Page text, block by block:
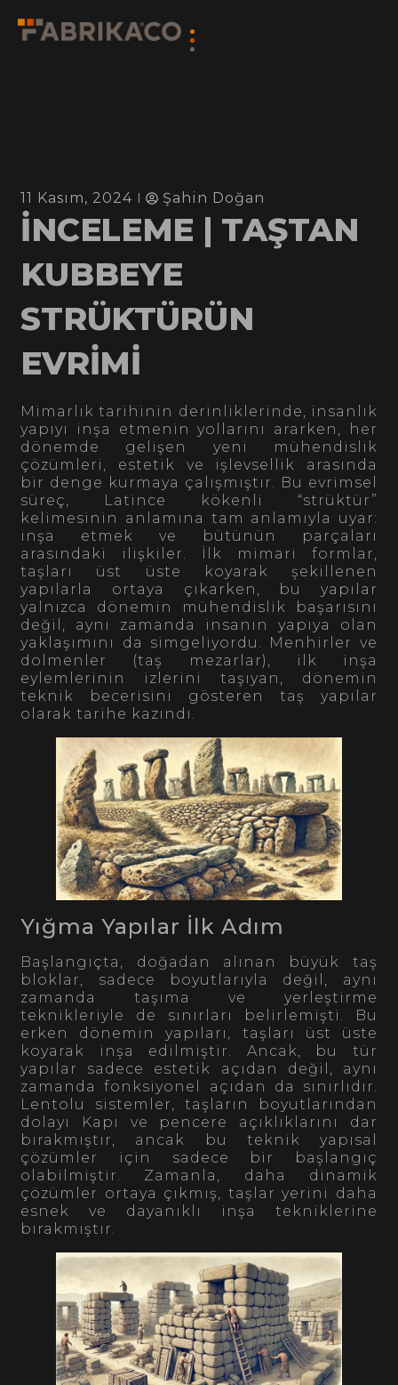
11 Kasım, 2024 Şahin Doğan
İNCELEME | TAŞTAN
KUBBEYE
STRÜKTÜRÜN
EVRİMİ
Mimarlık tarihinin derinliklerinde, insanlık
yapıyı inşa etmenin yollarını ararken, her
dönemde gelişen yeni mühendislik
çözümleri, estetik ve işlevsellik arasında
bir denge kurmaya çalışmıştır. Bu evrimsel
süreç, Latince kökenli “strüktür”
kelimesinin anlamına tam anlamıyla uyar:
inşa etmek ve bütünün parçaları
arasındaki ilişkiler. İlk mimari formlar,
taşları üst üste koyarak şekillenen
yapılarla ortaya çıkarken, bu yapılar
yalnızca dönemin mühendislik başarısını
değil, aynı zamanda insanın yapıya olan
yaklaşımını da simgeliyordu. Menhirler ve
dolmenler (taş mezarlar), ilk inşa
eylemlerinin izlerini taşıyan, dönemin
teknik becerisini gösteren taş yapılar
olarak tarihe kazındı.
Yığma Yapılar İlk Adım
Başlangıçta, doğadan alınan büyük taş
bloklar, sadece boyutlarıyla değil, aynı
zamanda taşıma ve yerleştirme
teknikleriyle de sınırları belirlemişti. Bu
erken dönemin yapıları, taşları üst üste
koyarak inşa edilmiştir. Ancak, bu tür
yapılar sadece estetik açıdan değil, aynı
zamanda fonksiyonel açıdan da sınırlıdır.
Lentolu sistemler, taşların boyutlarından
dolayı Kapı ve pencere açıklıklarını dar
bırakmıştır, ancak bu teknik yapısal
çözümler için sadece bir başlangıç
olabilmiştir. Zamanla, daha dinamik
çözümler ortaya çıkmış, taşlar yerini daha
esnek ve dayanıklı inşa tekniklerine
bırakmıştır.